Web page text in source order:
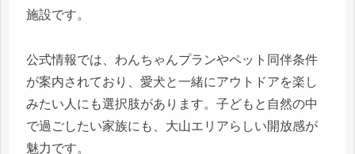
施設です。
公式情報では、わんちゃんプランやペット同伴条件
が案内されており、愛犬と一緒にアウトドアを楽し
みたい人にも選択肢があります。子どもと自然の中
で過ごしたい家族にも、大山エリアらしい開放感が
魅力です。